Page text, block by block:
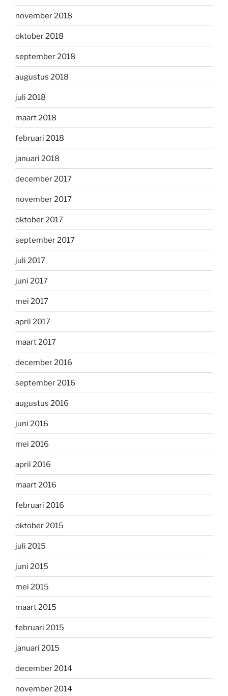
november 2018
oktober 2018
september 2018
augustus 2018
juli 2018
maart 2018
februari 2018
januari 2018
december 2017
november 2017
oktober 2017
september 2017
juli 2017
juni 2017
mei 2017
april 2017
maart 2017
december 2016
september 2016
augustus 2016
juni 2016
mei 2016
april 2016
maart 2016
februari 2016
oktober 2015
juli 2015
juni 2015
mei 2015
maart 2015
februari 2015
januari 2015
december 2014
november 2014